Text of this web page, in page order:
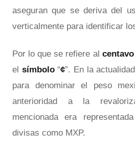
aseguran que se deriva del
verticalmente para identificar
Por lo que se refiere al centavo
el símbolo“¢”. En la
para denominar el peso
anterioridad a la
mencionada era
divisas como MXP.